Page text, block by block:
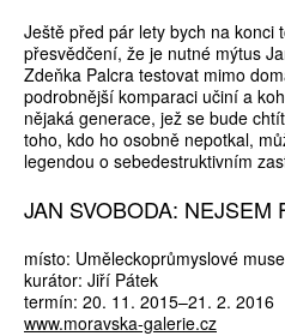
Ještě před pár lety bych na konci
přesvědčení, že je nutné mýtus
Zdeňka Palcra testovat mimo
podrobnější komparaci učiní a
nějaká generace, jež se bude
toho, kdo ho osobně nepotkal,
legendou o sebedestruktivním
JAN SVOBODA: NEJSEM
místo: Uměleckoprůmyslové
kurátor: Jiří Pátek
termín: 20. 11. 2015–21. 2. 2016
www.moravska-galerie.cz